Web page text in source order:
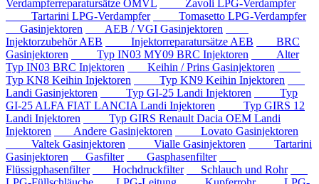
Verdampferreparatursätze OMVL
Zavoli LPG-Verdampfer
Tartarini LPG-Verdampfer
Tomasetto LPG-Verdampfer
Gasinjektoren
AEB / VGI Gasinjektoren
Injektorzubehör AEB
Injektorreparatursätze AEB
BRC
Gasinjektoren
Typ IN03 MY09 BRC Injektoren
Alter
Typ IN03 BRC Injektoren
Keihin / Prins Gasinjektoren
Typ KN8 Keihin Injektoren
Typ KN9 Keihin Injektoren
Landi Gasinjektoren
Typ GI-25 Landi Injektoren
Typ
GI-25 ALFA FIAT LANCIA Landi Injektoren
Typ GIRS 12
Landi Injektoren
Typ GIRS Renault Dacia OEM Landi
Injektoren
Andere Gasinjektoren
Lovato Gasinjektoren
Valtek Gasinjektoren
Vialle Gasinjektoren
Tartarini
Gasinjektoren
Gasfilter
Gasphasenfilter
Flüssigphasenfilter
Hochdruckfilter
Schlauch und Rohr